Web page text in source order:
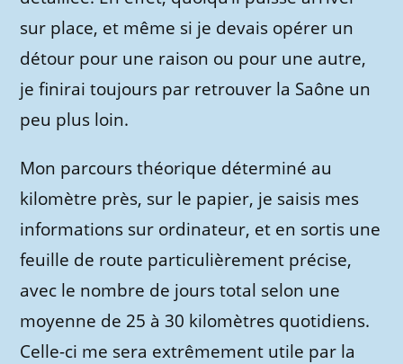
sur place, et même si je devais opérer un
détour pour une raison ou pour une autre,
je finirai toujours par retrouver la Saône un
peu plus loin.
Mon parcours théorique déterminé au
kilomètre près, sur le papier, je saisis mes
informations sur ordinateur, et en sortis une
feuille de route particulièrement précise,
avec le nombre de jours total selon une
moyenne de 25 à 30 kilomètres quotidiens.
Celle-ci me sera extrêmement utile par la